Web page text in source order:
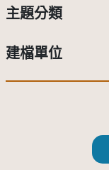
主題分類
建檔單位